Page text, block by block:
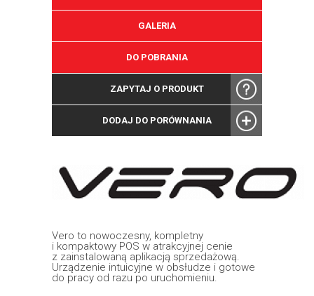
GALERIA
DO POBRANIA
ZAPYTAJ O PRODUKT
DODAJ DO PORÓWNANIA
Vero to nowoczesny, kompletny
i kompaktowy POS w atrakcyjnej cenie
z zainstalowaną aplikacją sprzedażową.
Urządzenie intuicyjne w obsłudze i gotowe
do pracy od razu po uruchomieniu.